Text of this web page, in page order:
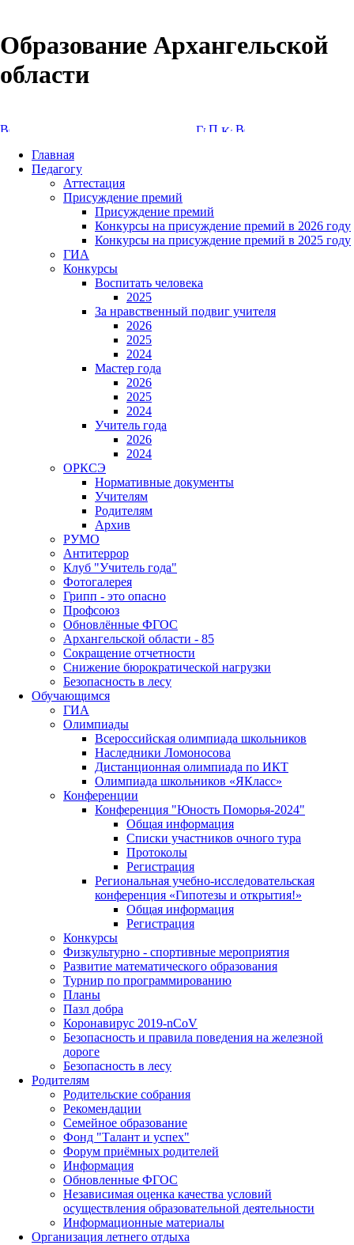
Образование Архангельской
области
Главная
Педагогу
Аттестация
Присуждение премий
Присуждение премий
Конкурсы на присуждение премий в 2026 году
Конкурсы на присуждение премий в 2025 году
ГИА
Конкурсы
Воспитать человека
2025
За нравственный подвиг учителя
2026
2025
2024
Мастер года
2026
2025
2024
Учитель года
2026
2024
ОРКСЭ
Нормативные документы
Учителям
Родителям
Архив
РУМО
Антитеррор
Клуб "Учитель года"
Фотогалерея
Грипп - это опасно
Профсоюз
Обновлённые ФГОС
Архангельской области - 85
Сокращение отчетности
Снижение бюрократической нагрузки
Безопасность в лесу
Обучающимся
ГИА
Олимпиады
Всероссийская олимпиада школьников
Наследники Ломоносова
Дистанционная олимпиада по ИКТ
Олимпиада школьников «ЯКласс»
Конференции
Конференция "Юность Поморья-2024"
Общая информация
Списки участников очного тура
Протоколы
Регистрация
Региональная учебно-исследовательская
конференция «Гипотезы и открытия!»
Общая информация
Регистрация
Конкурсы
Физкультурно - спортивные мероприятия
Развитие математического образования
Турнир по программированию
Планы
Пазл добра
Коронавирус 2019-nCoV
Безопасность и правила поведения на железной
дороге
Безопасность в лесу
Родителям
Родительские собрания
Рекомендации
Семейное образование
Фонд "Талант и успех"
Форум приёмных родителей
Информация
Обновленные ФГОС
Независимая оценка качества условий
осуществления образовательной деятельности
Информационные материалы
Организация летнего отдыха